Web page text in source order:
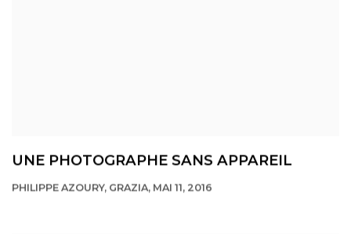
UNE PHOTOGRAPHE SANS APPAREIL
PHILIPPE AZOURY, GRAZIA, MAI 11, 2016